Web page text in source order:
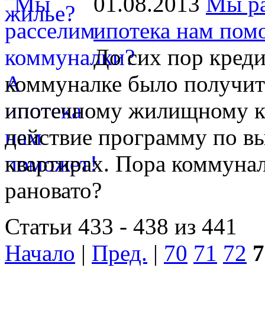
ипотека нам
До сих пор
коммуналке было
ипотечному жилищному
действие программу по
квартирах. Пора
рановато?
Статьи 433 - 438 из 441
Начало | Пред. | 70 71 72